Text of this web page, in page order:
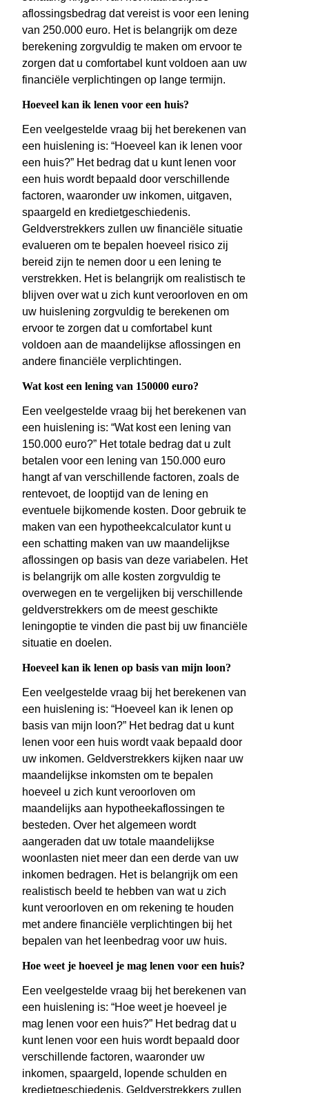
aflossingsbedrag dat vereist is voor een lening
van 250.000 euro. Het is belangrijk om deze
berekening zorgvuldig te maken om ervoor te
zorgen dat u comfortabel kunt voldoen aan uw
financiële verplichtingen op lange termijn.
Hoeveel kan ik lenen voor een huis?
Een veelgestelde vraag bij het berekenen van
een huislening is: “Hoeveel kan ik lenen voor
een huis?” Het bedrag dat u kunt lenen voor
een huis wordt bepaald door verschillende
factoren, waaronder uw inkomen, uitgaven,
spaargeld en kredietgeschiedenis.
Geldverstrekkers zullen uw financiële situatie
evalueren om te bepalen hoeveel risico zij
bereid zijn te nemen door u een lening te
verstrekken. Het is belangrijk om realistisch te
blijven over wat u zich kunt veroorloven en om
uw huislening zorgvuldig te berekenen om
ervoor te zorgen dat u comfortabel kunt
voldoen aan de maandelijkse aflossingen en
andere financiële verplichtingen.
Wat kost een lening van 150000 euro?
Een veelgestelde vraag bij het berekenen van
een huislening is: “Wat kost een lening van
150.000 euro?” Het totale bedrag dat u zult
betalen voor een lening van 150.000 euro
hangt af van verschillende factoren, zoals de
rentevoet, de looptijd van de lening en
eventuele bijkomende kosten. Door gebruik te
maken van een hypotheekcalculator kunt u
een schatting maken van uw maandelijkse
aflossingen op basis van deze variabelen. Het
is belangrijk om alle kosten zorgvuldig te
overwegen en te vergelijken bij verschillende
geldverstrekkers om de meest geschikte
leningoptie te vinden die past bij uw financiële
situatie en doelen.
Hoeveel kan ik lenen op basis van mijn loon?
Een veelgestelde vraag bij het berekenen van
een huislening is: “Hoeveel kan ik lenen op
basis van mijn loon?” Het bedrag dat u kunt
lenen voor een huis wordt vaak bepaald door
uw inkomen. Geldverstrekkers kijken naar uw
maandelijkse inkomsten om te bepalen
hoeveel u zich kunt veroorloven om
maandelijks aan hypotheekaflossingen te
besteden. Over het algemeen wordt
aangeraden dat uw totale maandelijkse
woonlasten niet meer dan een derde van uw
inkomen bedragen. Het is belangrijk om een
realistisch beeld te hebben van wat u zich
kunt veroorloven en om rekening te houden
met andere financiële verplichtingen bij het
bepalen van het leenbedrag voor uw huis.
Hoe weet je hoeveel je mag lenen voor een huis?
Een veelgestelde vraag bij het berekenen van
een huislening is: “Hoe weet je hoeveel je
mag lenen voor een huis?” Het bedrag dat u
kunt lenen voor een huis wordt bepaald door
verschillende factoren, waaronder uw
inkomen, spaargeld, lopende schulden en
kredietgeschiedenis. Geldverstrekkers zullen